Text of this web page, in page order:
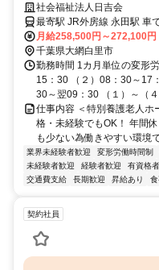
見！ 経験・資格不問！施設見
社会福祉法人日吉会
最寄駅 JR外房線 永田駅 車で5分 最寄駅備考 マイカー通
料駐車場あり
月給258,500円～272,100円
千葉県大網白里市
勤務時間 1カ月単位の変形
15：30 （２）08：30～17
30～翌09：30 （１）～（
仕事内容 ＜特別養護老人ホ
格・未経験でもOK！ 年間
も少ない為働きやすい環境
業界未経験者歓迎 変形労働時間制
未経験者歓迎
経験者歓迎 有資格
交通費支給
長期歓迎 昇給あり
契約社員